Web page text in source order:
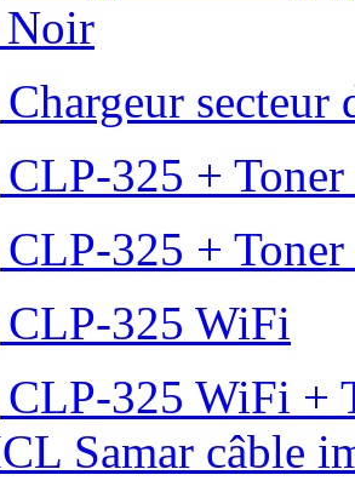
Noir
Chargeur
CLP-325 +
CLP-325 +
CLP-325 WiFi
CLP-325 WiFi +
Samar câble